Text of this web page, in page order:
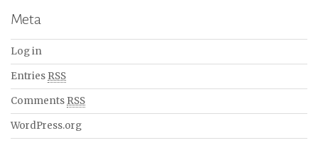
Meta
Log in
Entries RSS
Comments RSS
WordPress.org